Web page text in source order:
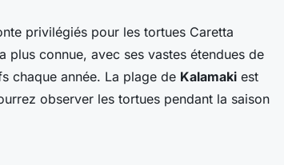
privilégiés pour les tortues Caretta
plus connue, avec ses vastes étendues de
chaque année. La plage de Kalamaki est
observer les tortues pendant la saison